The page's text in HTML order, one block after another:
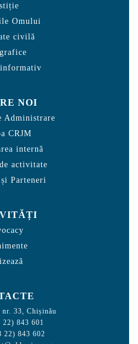
Omului
civilă
NOI
Administrare
CRJM
internă
activitate
Parteneri
33, Chișinău
22) 843 601
22) 843 602